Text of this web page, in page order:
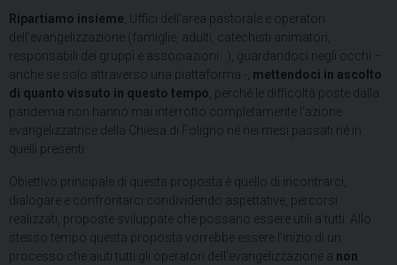
Ripartiamo insieme , Uffici dell’area pastorale e operatori
dell’evangelizzazione (famiglie, adulti, catechisti animatori,
responsabili dei gruppi e associazioni…), guardandoci negli occhi –
anche se solo attraverso una piattaforma -, mettendoci in ascolto
di quanto vissuto in questo tempo , perché le difficoltà poste dalla
pandemia non hanno mai interrotto completamente l’azione
evangelizzatrice della Chiesa di Foligno né nei mesi passati né in
quelli presenti.
Obiettivo principale di questa proposta è quello di incontrarci,
dialogare e confrontarci condividendo aspettative, percorsi
realizzati, proposte sviluppate che possano essere utili a tutti. Allo
stesso tempo questa proposta vorrebbe essere l’inizio di un
processo che aiuti tutti gli operatori dell’evangelizzazione a non